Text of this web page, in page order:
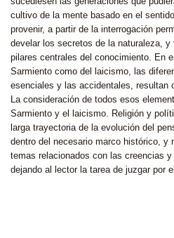
cultivo de la mente basado en el
provenir, a partir de la interrogación
develar los secretos de la naturaleza, y
pilares centrales del conocimiento. En
Sarmiento como del laicismo, las
esenciales y las accidentales, resultan
La consideración de todos esos
Sarmiento y el laicismo. Religión y
larga trayectoria de la evolución del
dentro del necesario marco histórico, y
temas relacionados con las creencias
dejando al lector la tarea de juzgar por